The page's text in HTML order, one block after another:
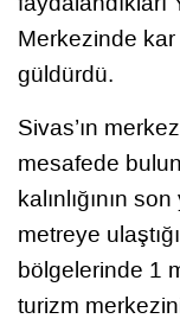
Merkezinde kar
güldürdü.
Sivas’ın
mesafede
kalınlığının
metreye
bölgelerinde 1
turizm